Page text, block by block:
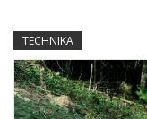
TECHNIKA